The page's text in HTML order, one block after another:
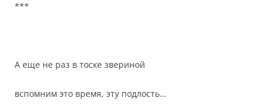
***
А еще не раз в тоске звериной
вспомним это время, эту подлость…